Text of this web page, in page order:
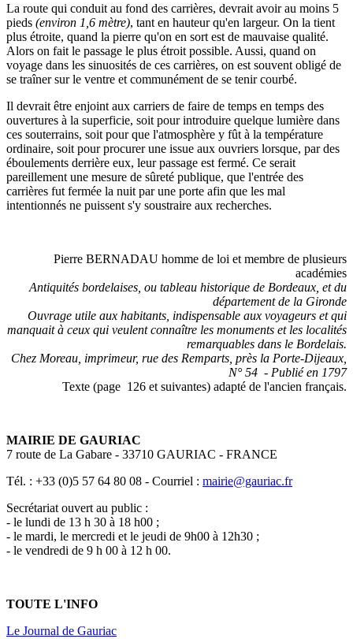
La route qui conduit au fond des carrières, devrait avoir au moins 5
pieds (environ 1,6 mètre), tant en hauteur qu'en largeur. On la tient
plus étroite, quand la pierre qu'on en sort est de mauvaise qualité.
Alors on fait le passage le plus étroit possible. Aussi, quand on
voyage dans les sinuosités de ces carrières, on est souvent obligé de
se traîner sur le ventre et communément de se tenir courbé.
Il devrait être enjoint aux carriers de faire de temps en temps des
ouvertures à la superficie, soit pour introduire quelque lumière dans
ces souterrains, soit pour que l'atmosphère y fût à la température
ordinaire, soit pour procurer une issue aux ouvriers lorsque, par des
éboulements derrière eux, leur passage est fermé. Ce serait
pareillement une mesure de sûreté publique, que l'entrée des
carrières fut fermée la nuit par une porte afin que les mal
intentionnés ne puissent s'y soustraire aux recherches.
Pierre BERNADAU homme de loi et membre de plusieurs
académies
Antiquités bordelaises, ou tableau historique de Bordeaux, et du
département de la Gironde
Ouvrage utile aux habitants, indispensable aux voyageurs et qui
manquait à ceux qui veulent connaître les monuments et les localités
remarquables dans le Bordelais.
Chez Moreau, imprimeur, rue des Remparts, près la Porte-Dijeaux,
N° 54 - Publié en 1797
Texte (page 126 et suivantes) adapté de l'ancien français.
MAIRIE DE GAURIAC
7 route de La Gabare - 33710 GAURIAC - FRANCE
Tél. : +33 (0)5 57 64 80 08 - Courriel : mairie@gauriac.fr
Secrétariat ouvert au public :
- le lundi de 13 h 30 à 18 h00 ;
- le mardi, le mercredi et le jeudi de 9h00 à 12h30 ;
- le vendredi de 9 h 00 à 12 h 00.
TOUTE L'INFO
Le Journal de Gauriac